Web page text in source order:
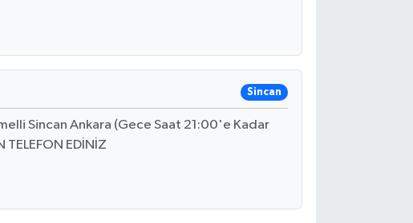
Sincan
Sincan Ankara (Gece Saat 21:00'e Kadar
TELEFON EDİNİZ